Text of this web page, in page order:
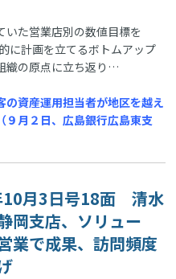
た営業店別の数値目標を
に計画を立てるボトムアップ
織の原点に立ち返り…
の資産運用担当者が地区を越え
９月２日、広島銀行広島東支
10月3日号18面 清水
岡支店、ソリュー
業で成果、訪問頻度